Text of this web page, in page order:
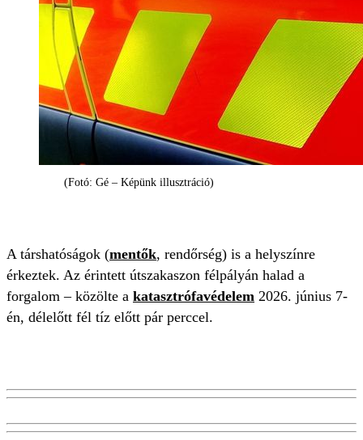
(Fotó: Gé – Képünk illusztráció)
A társhatóságok (mentők, rendőrség) is a helyszínre
érkeztek. Az érintett útszakaszon félpályán halad a
forgalom – közölte a katasztrófavédelem 2026. június 7-
én, délelőtt fél tíz előtt pár perccel.